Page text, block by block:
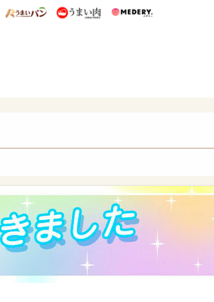
ー特集
うまいめし うまいパン うまい肉